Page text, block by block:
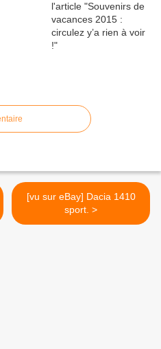
[vu sur eBay] Dacia 1410
sport. >